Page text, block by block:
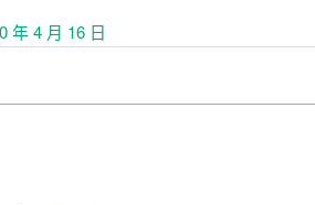
年 4 月 16 日